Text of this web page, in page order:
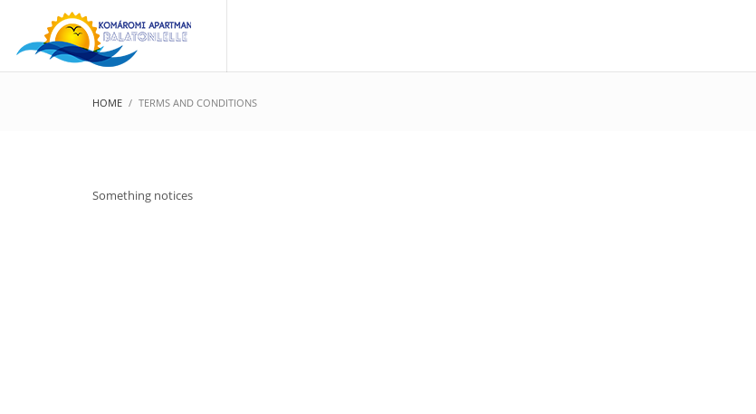
HOME TERMS AND CONDITIONS
Something notices